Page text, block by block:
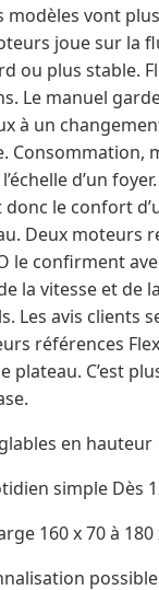
vont
joue sur
ou plus stable.
Le manuel
à un
Consommation,
d’un
le confort
Deux moteurs
le confirment
la vitesse et de
Les avis
références
plateau. C’est
en hauteur
simple Dès
160 x 70 à 180
possible